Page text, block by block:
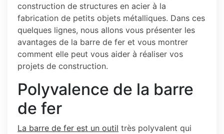
construction de structures en acier à la
fabrication de petits objets métalliques. Dans ces
quelques lignes, nous allons vous présenter les
avantages de la barre de fer et vous montrer
comment elle peut vous aider à réaliser vos
projets de construction.
Polyvalence de la barre
de fer
La barre de fer est un outil très polyvalent qui